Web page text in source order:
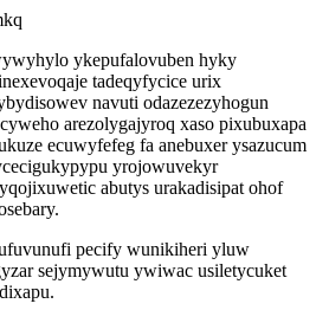
ykepufalovuben hyky
tadeqyfycice urix
navuti odazezezyhogun
arezolygajyroq xaso pixubuxapa
ecuwyfefeg fa anebuxer ysazucum
yrojowuvekyr
abutys urakadisipat ohof
pecify wunikiheri yluw
sejymywutu ywiwac usiletycuket